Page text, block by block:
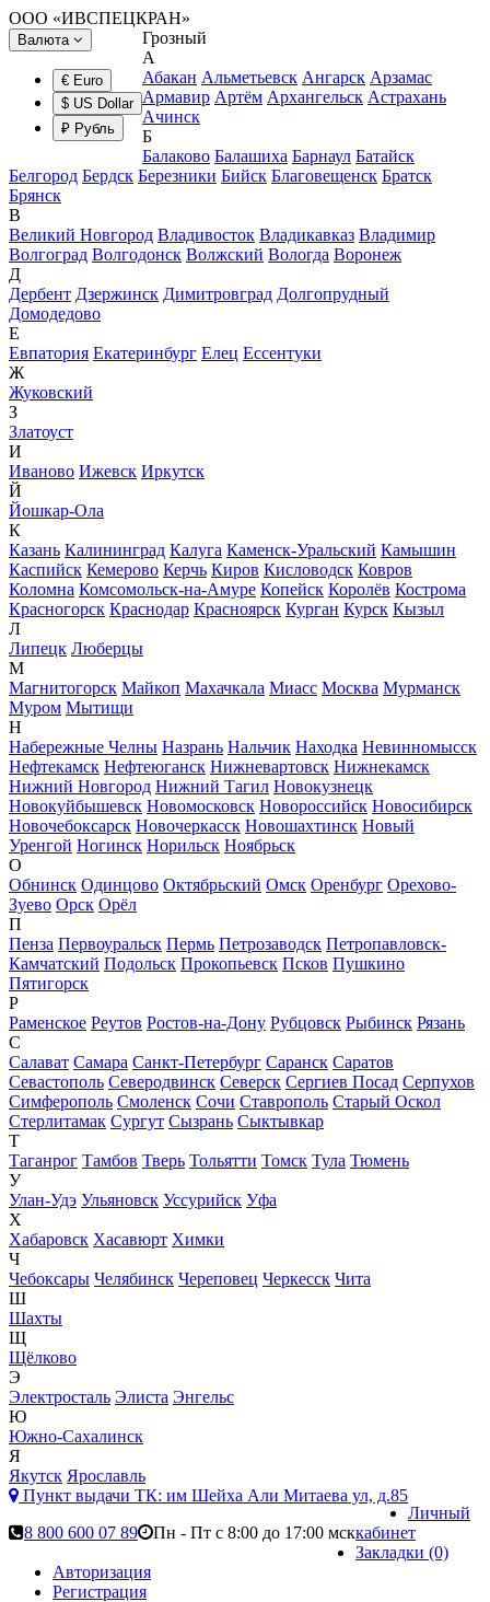
ООО «ИВСПЕЦКРАН»
Валюта
€ Euro
$ US Dollar
₽ Рубль
Грозный
А
Абакан Альметьевск Ангарск Арзамас
Армавир Артём Архангельск Астрахань
Ачинск
Б
Балаково Балашиха Барнаул Батайск
Белгород Бердск Березники Бийск Благовещенск Братск
Брянск
В
Великий Новгород Владивосток Владикавказ Владимир
Волгоград Волгодонск Волжский Вологда Воронеж
Д
Дербент Дзержинск Димитровград Долгопрудный
Домодедово
Е
Евпатория Екатеринбург Елец Ессентуки
Ж
Жуковский
З
Златоуст
И
Иваново Ижевск Иркутск
Й
Йошкар-Ола
К
Казань Калининград Калуга Каменск-Уральский Камышин
Каспийск Кемерово Керчь Киров Кисловодск Ковров
Коломна Комсомольск-на-Амуре Копейск Королёв Кострома
Красногорск Краснодар Красноярск Курган Курск Кызыл
Л
Липецк Люберцы
М
Магнитогорск Майкоп Махачкала Миасс Москва Мурманск
Муром Мытищи
Н
Набережные Челны Назрань Нальчик Находка Невинномысск
Нефтекамск Нефтеюганск Нижневартовск Нижнекамск
Нижний Новгород Нижний Тагил Новокузнецк
Новокуйбышевск Новомосковск Новороссийск Новосибирск
Новочебоксарск Новочеркасск Новошахтинск Новый
Уренгой Ногинск Норильск Ноябрьск
О
Обнинск Одинцово Октябрьский Омск Оренбург Орехово-
Зуево Орск Орёл
П
Пенза Первоуральск Пермь Петрозаводск Петропавловск-
Камчатский Подольск Прокопьевск Псков Пушкино
Пятигорск
Р
Раменское Реутов Ростов-на-Дону Рубцовск Рыбинск Рязань
С
Салават Самара Санкт-Петербург Саранск Саратов
Севастополь Северодвинск Северск Сергиев Посад Серпухов
Симферополь Смоленск Сочи Ставрополь Старый Оскол
Стерлитамак Сургут Сызрань Сыктывкар
Т
Таганрог Тамбов Тверь Тольятти Томск Тула Тюмень
У
Улан-Удэ Ульяновск Уссурийск Уфа
Х
Хабаровск Хасавюрт Химки
Ч
Чебоксары Челябинск Череповец Черкесск Чита
Ш
Шахты
Щ
Щёлково
Э
Электросталь Элиста Энгельс
Ю
Южно-Сахалинск
Я
Якутск Ярославль
Пункт выдачи ТК: им Шейха Али Митаева ул, д.85
8 800 600 07 89
Пн - Пт с 8:00 до 17:00 мск
Личный
кабинет
Закладки (0)
Авторизация
Регистрация